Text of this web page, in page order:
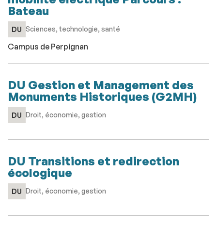
Bateau
DU Sciences, technologie, santé
Campus de Perpignan
DU Gestion et Management des
Monuments Historiques (G2MH)
DU Droit, économie, gestion
DU Transitions et redirection
écologique
DU Droit, économie, gestion